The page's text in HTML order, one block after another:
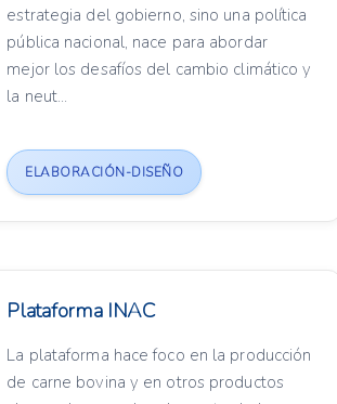
estrategia del gobierno, sino una política
pública nacional, nace para abordar
mejor los desafíos del cambio climático y
la neut...
ELABORACIÓN-DISEÑO
Plataforma INAC
La plataforma hace foco en la producción
de carne bovina y en otros productos